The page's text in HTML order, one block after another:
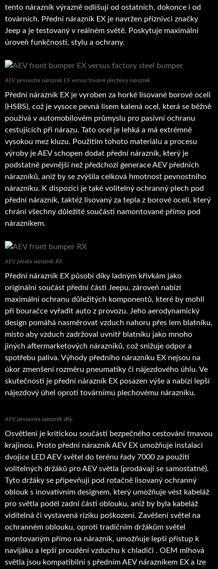
tento nárazník výrazně odlišují od ostatních, dokonce i od
továrních. Přední nárazník EX je navržen příznivci značky
Jeep a je testovaný v reálném světě. Poskytuje maximální
úroveň funkčnosti, stylu a ochrany.
AEV pevnostní nárazník EX versus tovární plechový nárazník
Přední nárazník EX je vyroben za horké lisované borové oceli
(HSBS), což je vysoce pevná lisem kalená ocel, která se běžně
používá v automobilovém průmyslu pro pasivní ochranu
cestujících při nárazu. Tato ocel je lehká a má extrémně
vysokou mez kluzu. Použitím tohoto materiálu a procesu
výroby je AEV schopen dodat přední nárazník, který je
podstatně pevnější než předchozí generace AEV předních
nárazníků, aniž by se zvýšila celková hmotnost pevnostního
nárazníku. K dispozici je také volitelný ochranný plech pod
přední nárazník, taktéž lisovaný za tepla z borové oceli, který
chrání všechny důležité součásti namontované přímo pod
nárazníkem.
AEV přední nárazník RX
Přední nárazník EX působí díky ladným křivkám jako
originální součást přední části Jeepu, zároveň nabízí
maximální ochranu důležitých komponentů, které by mohli
při bouračce vyřadit auto z provozu. Jeho aerodynamický
design pomáhá nasměrovat vzduch nahoru přes lem blatníku,
místo aby vzduch zadržoval uvnitř blatníku jako mnoho
jiných aftermarketových nárazníků, což snižuje odpor a
spotřebu paliva. Výhody předního nárazníku EX nejsou na
úkor zmenšení rozměru pneumatiky či nájezdového úhlu. Ve
skutečnosti je přední nárazník EX posazen výše a nabízí lepší
nájezdový úhel oproti továrnímu plechovému nárazníku.
AEV pevnostní nárazník díly
Osvětlení je kritickou součástí bezpečného cestování tmavou
krajinou. Proto přední nárazník AEV EX umožňuje instalaci
dvojice LED AEV světel do terénu řady 7000 za použití
volitelných držáků pro AEV světla (prodávají se samostatně).
Tyto držáky se připevňují pod rotačně lisovaný ochranný
oblouk s inovativním designem, který umožňuje vést kabeláž
pro světla podél zadní části oblouku, aniž by byla kabeláž
viditelná či vystavená riziku poškození. Zavěšení světel na
ochranném oblouku, oproti tradičním držákům světel
montovaným přímo na nárazník, umožňuje lepší přístup k
navijáku a lepší proudění vzduchu k chladiči . OEM mlhová
světla jsou kompatibilní s předním AEV nárazníkem EX a lze